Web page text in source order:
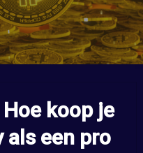
koop je
als een pro